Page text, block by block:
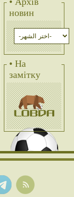
новин
• На
замітку